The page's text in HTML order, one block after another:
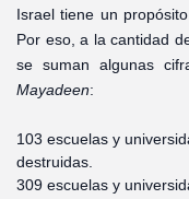
Israel tiene un
Por eso, a la cantidad
se suman algunas
Mayadeen:
103 escuelas y
destruidas.
309 escuelas y